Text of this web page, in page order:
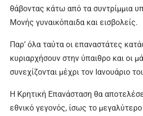
θάβοντας κάτω από τα συντρίμμια
Μονής γυναικόπαιδα και εισβολείς.
Παρ’ όλα ταύτα οι επαναστάτες
κυριαρχήσουν στην ύπαιθρο και οι
συνεχίζονται μέχρι τον Ιανουάριο
Η Κρητική Επανάσταση θα
εθνικό γεγονός, ίσως το